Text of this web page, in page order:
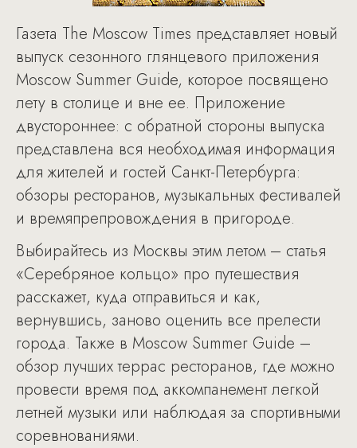
Газета The Moscow Times представляет новый
выпуск сезонного глянцевого приложения
Moscow Summer Guide, которое посвящено
лету в столице и вне ее. Приложение
двустороннее: с обратной стороны выпуска
представлена вся необходимая информация
для жителей и гостей Санкт-Петербурга:
обзоры ресторанов, музыкальных фестивалей
и времяпрепровождения в пригороде.
Выбирайтесь из Москвы этим летом – статья
«Серебряное кольцо» про путешествия
расскажет, куда отправиться и как,
вернувшись, заново оценить все прелести
города. Также в Moscow Summer Guide –
обзор лучших террас ресторанов, где можно
провести время под аккомпанемент легкой
летней музыки или наблюдая за спортивными
соревнованиями.